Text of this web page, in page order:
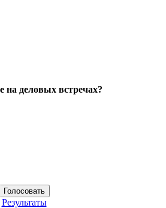
на деловых встречах?
Результаты